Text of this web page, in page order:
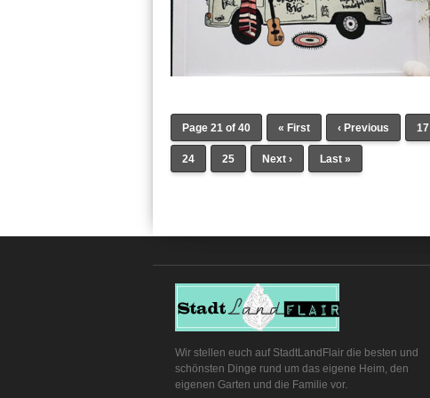
Page 21 of 40 « First ‹ Previous 17
24 25 Next › Last »
Wir stellen euch auf StadtLandFlair die besten und
schönsten Dinge rund um das eigene Heim, den
eigenen Garten und die Familie vor.